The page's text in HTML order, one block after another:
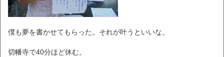
僕も夢を書かせてもらった。それが叶うといいな。
切幡寺で40分ほど休む。